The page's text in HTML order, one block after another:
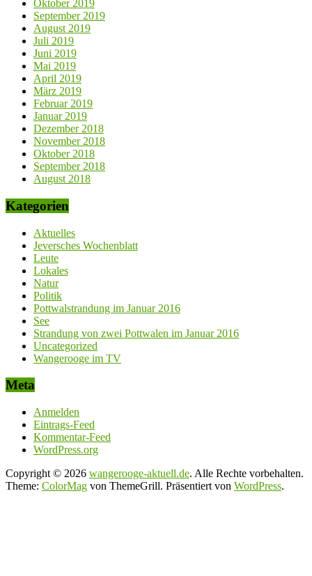
Oktober 2019
September 2019
August 2019
Juli 2019
Juni 2019
Mai 2019
April 2019
März 2019
Februar 2019
Januar 2019
Dezember 2018
November 2018
Oktober 2018
September 2018
August 2018
Kategorien
Aktuelles
Jeversches Wochenblatt
Leute
Lokales
Natur
Politik
Pottwalstrandung im Januar 2016
See
Strandung von zwei Pottwalen im Januar 2016
Uncategorized
Wangerooge im TV
Meta
Anmelden
Eintrags-Feed
Kommentar-Feed
WordPress.org
Copyright © 2026 wangerooge-aktuell.de. Alle Rechte vorbehalten.
Theme: ColorMag von ThemeGrill. Präsentiert von WordPress.